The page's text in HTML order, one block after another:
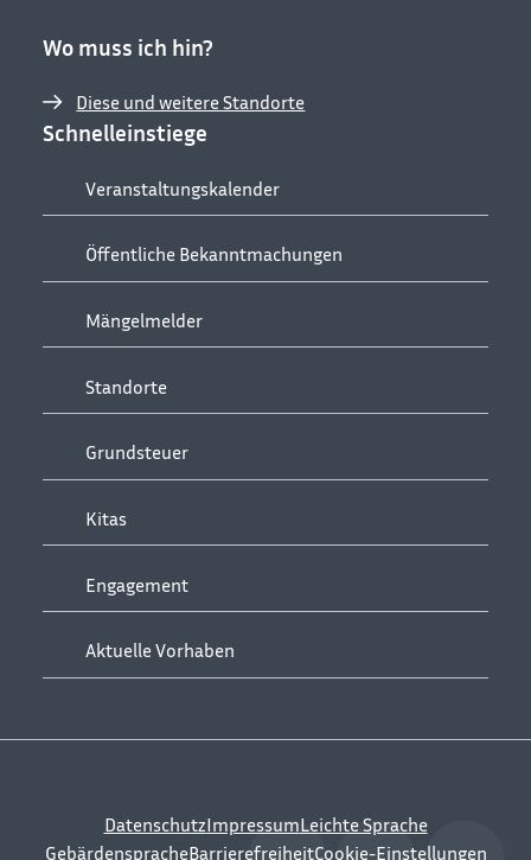
Wo muss ich hin?
Diese und weitere Standorte
Schnelleinstiege
Veranstaltungskalender
Öffentliche Bekanntmachungen
Mängelmelder
Standorte
Grundsteuer
Kitas
Engagement
Aktuelle Vorhaben
DatenschutzImpressumLeichte Sprache
GebärdenspracheBarrierefreiheitCookie-Einstellungen